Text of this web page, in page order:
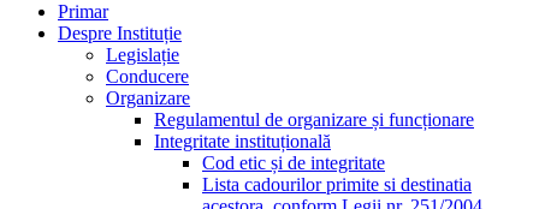
Primar
Despre Instituție
Legislație
Conducere
Organizare
Regulamentul de organizare și funcționare
Integritate instituțională
Cod etic și de integritate
Lista cadourilor primite si destinatia